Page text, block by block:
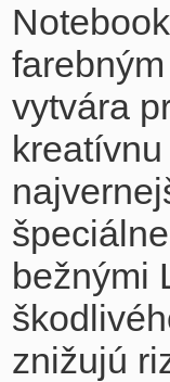
vytvára
bežnými
znižujú